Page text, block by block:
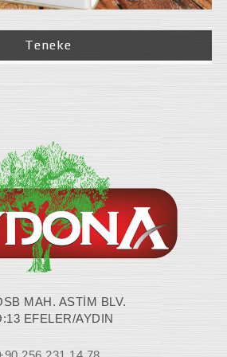
Teneke
MAH. ASTİM BLV.
EFELER/AYDIN